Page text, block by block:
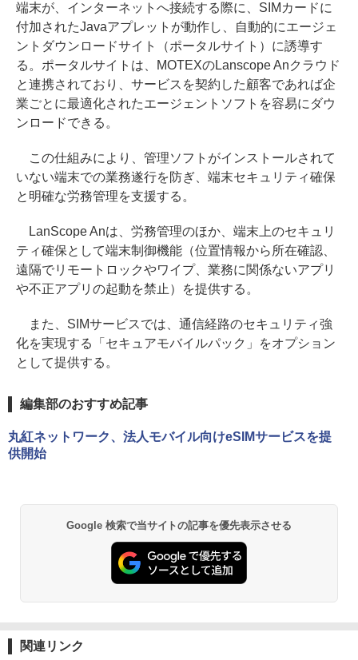
端末が、インターネットへ接続する際に、SIMカードに
付加されたJavaアプレットが動作し、自動的にエージェ
ントダウンロードサイト（ポータルサイト）に誘導す
る。ポータルサイトは、MOTEXのLanscope Anクラウド
と連携されており、サービスを契約した顧客であれば企
業ごとに最適化されたエージェントソフトを容易にダウ
ンロードできる。
この仕組みにより、管理ソフトがインストールされて
いない端末での業務遂行を防ぎ、端末セキュリティ確保
と明確な労務管理を支援する。
LanScope Anは、労務管理のほか、端末上のセキュリ
ティ確保として端末制御機能（位置情報から所在確認、
遠隔でリモートロックやワイプ、業務に関係ないアプリ
や不正アプリの起動を禁止）を提供する。
また、SIMサービスでは、通信経路のセキュリティ強
化を実現する「セキュアモバイルパック」をオプション
として提供する。
編集部のおすすめ記事
丸紅ネットワーク、法人モバイル向けeSIMサービスを提
供開始
Google 検索で当サイトの記事を優先表示させる
関連リンク